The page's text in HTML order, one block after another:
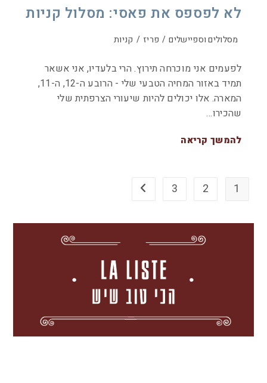
לא לפספס את פאסי: מסלול קניות
מסלולים וספיישלים / פריז / קניות
לפעמים אני מוכרחה תירוץ. הרי בלעדיו, אני אשאר
תמיד באזור המחיה הטבעי שלי - הרובע ה-12, ה-11,
המארה. אלו יכולים להיות שיעורי הצרפתית שלי
שהכירו…
להמשך קריאה
1
2
3